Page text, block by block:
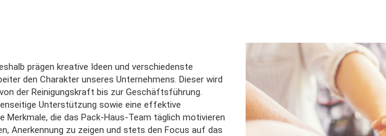
prägen kreative Ideen und verschiedenste
den Charakter unseres Unternehmens. Dieser wird
der Reinigungskraft bis zur Geschäftsführung.
Unterstützung sowie eine effektive
Merkmale, die das Pack-Haus-Team täglich motivieren
Anerkennung zu zeigen und stets den Focus auf das